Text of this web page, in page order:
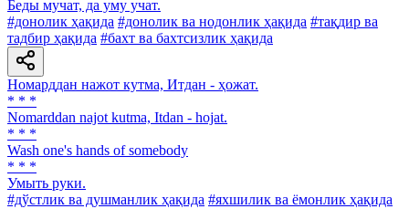
Беды мучат, да уму учат.
#донолик ҳақида #донолик ва нодонлик ҳақида #тақдир ва
тадбир ҳақида #бахт ва бахтсизлик ҳақида
Номарддан нажот кутма, Итдан - ҳожат.
* * *
Nomarddan najot kutma, Itdan - hojat.
* * *
Wash one's hands of somebody
* * *
Умыть руки.
#дўстлик ва душманлик ҳақида #яхшилик ва ёмонлик ҳақида